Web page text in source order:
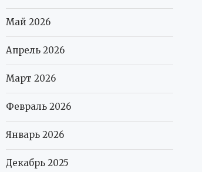
Май 2026
Апрель 2026
Март 2026
Февраль 2026
Январь 2026
Декабрь 2025